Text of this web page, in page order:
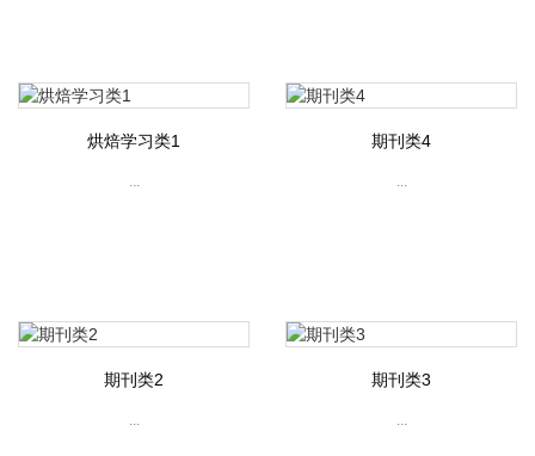
烘焙学习类1
...
期刊类4
...
期刊类2
...
期刊类3
...